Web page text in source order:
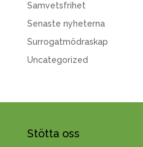
Samvetsfrihet
Senaste nyheterna
Surrogatmödraskap
Uncategorized
Stötta oss